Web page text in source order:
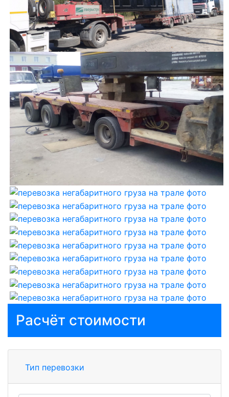
Расчёт стоимости
Тип перевозки